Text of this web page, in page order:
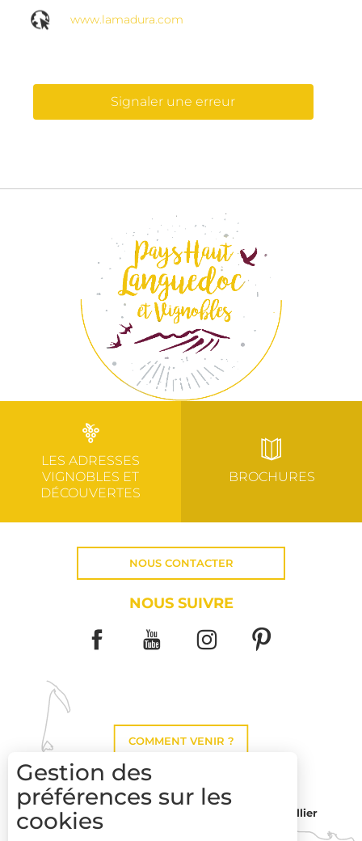
www.lamadura.com
Signaler une erreur
LES ADRESSES
VIGNOBLES ET
DÉCOUVERTES
BROCHURES
NOUS CONTACTER
NOUS SUIVRE
COMMENT VENIR ?
Montpellier
Gestion des
préférences sur les
cookies